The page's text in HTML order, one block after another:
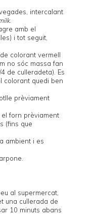
intercalant
.
amb el
i tot seguit,
colorant vermell
no sóc massa fan
de culleradeta). Es
colorant quedi ben
prèviament
el forn prèviament
(fins que
ambient i es
al supermercat,
una cullerada de
10 minuts abans